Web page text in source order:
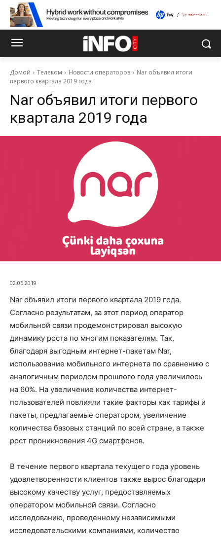
Домой Телеком Новости операторов
Nar объявил итоги
первого квартала 2019 года
Nar объявил итоги первого
квартала 2019 года
02.05.2019
Nar объявил итоги первого квартала 2019 года.
Согласно результатам, за этот период оператор
мобильной связи продемонстрировал высокую
динамику роста по многим показателям. Так,
благодаря выгодным интернет-пакетам Nar,
использование мобильного интернета по сравнению с
аналогичным периодом прошлого года увеличилось
на 60%. На увеличение количества интернет-
пользователей повлияли такие факторы как тарифы и
пакеты, предлагаемые оператором, увеличение
количества базовых станций по всей стране, а также
рост проникновения 4G смартфонов.
В течение первого квартала текущего года уровень
удовлетворенности клиентов также вырос благодаря
высокому качеству услуг, предоставляемых
оператором мобильной связи. Согласно
исследованию, проведенному независимыми
исследовательскими компаниями, количество